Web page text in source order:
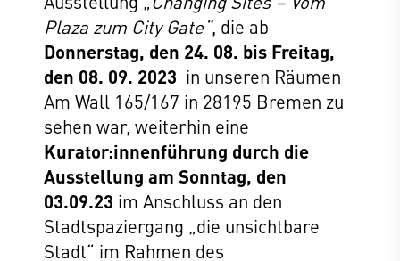
Plaza zum City Gate“, die ab
Donnerstag, den 24. 08. bis Freitag,
den 08. 09. 2023 in unseren Räumen
Am Wall 165/167 in 28195 Bremen zu
sehen war, weiterhin eine
Kurator:innenführung durch die
Ausstellung am Sonntag, den
03.09.23 im Anschluss an den
Stadtspaziergang „die unsichtbare
Stadt“ im Rahmen des